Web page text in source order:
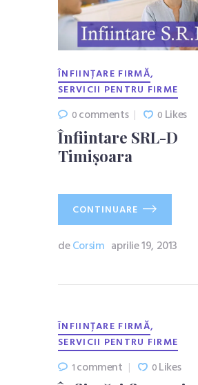
ÎNFIINȚARE FIRMĂ,
SERVICII PENTRU FIRME
0comments 0 Likes
Înfiintare SRL-D
Timișoara
CONTINUARE
deCorsim aprilie 19, 2013
ÎNFIINȚARE FIRMĂ,
SERVICII PENTRU FIRME
1comment 0Likes